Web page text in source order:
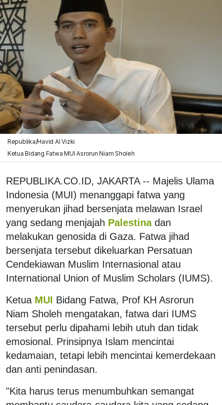
Republika/Havid Al Vizki
Ketua Bidang Fatwa MUI Asrorun Niam Sholeh
REPUBLIKA.CO.ID, JAKARTA -- Majelis Ulama
Indonesia (MUI) menanggapi fatwa yang
menyerukan jihad bersenjata melawan Israel
yang sedang menjajah Palestina dan
melakukan genosida di Gaza. Fatwa jihad
bersenjata tersebut dikeluarkan Persatuan
Cendekiawan Muslim Internasional atau
International Union of Muslim Scholars (IUMS).
Ketua MUI Bidang Fatwa, Prof KH Asrorun
Niam Sholeh mengatakan, fatwa dari IUMS
tersebut perlu dipahami lebih utuh dan tidak
emosional. Prinsipnya Islam mencintai
kedamaian, tetapi lebih mencintai kemerdekaan
dan anti penindasan.
"Kita harus terus menumbuhkan semangat